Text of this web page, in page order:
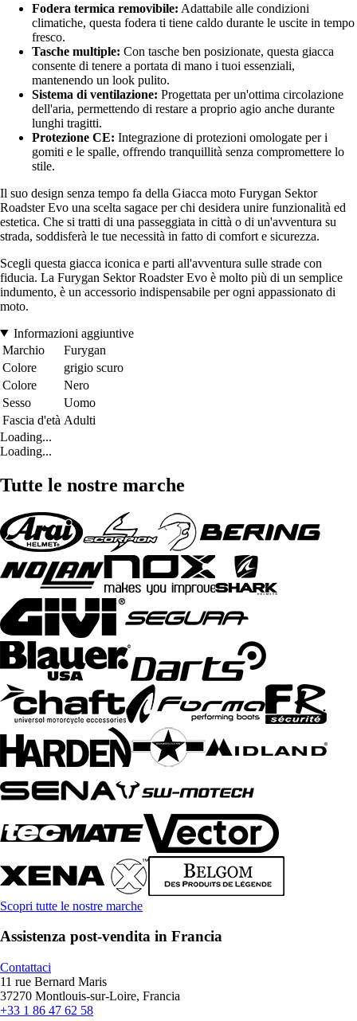
Fodera termica removibile: Adattabile alle condizioni
climatiche, questa fodera ti tiene caldo durante le uscite in tempo
fresco.
Tasche multiple: Con tasche ben posizionate, questa giacca
consente di tenere a portata di mano i tuoi essenziali,
mantenendo un look pulito.
Sistema di ventilazione: Progettata per un'ottima circolazione
dell'aria, permettendo di restare a proprio agio anche durante
lunghi tragitti.
Protezione CE: Integrazione di protezioni omologate per i
gomiti e le spalle, offrendo tranquillità senza compromettere lo
stile.
Il suo design senza tempo fa della Giacca moto Furygan Sektor
Roadster Evo una scelta sagace per chi desidera unire funzionalità ed
estetica. Che si tratti di una passeggiata in città o di un'avventura su
strada, soddisferà le tue necessità in fatto di comfort e sicurezza.
Scegli questa giacca iconica e parti all'avventura sulle strade con
fiducia. La Furygan Sektor Roadster Evo è molto più di un semplice
indumento, è un accessorio indispensabile per ogni appassionato di
moto.
Informazioni aggiuntive
Marchio
Furygan
Colore
grigio scuro
Colore
Nero
Sesso
Uomo
Fascia d'età Adulti
Loading...
Loading...
Tutte le nostre marche
Scopri tutte le nostre marche
Assistenza post-vendita in Francia
Contattaci
11 rue Bernard Maris
37270 Montlouis-sur-Loire, Francia
+33 1 86 47 62 58